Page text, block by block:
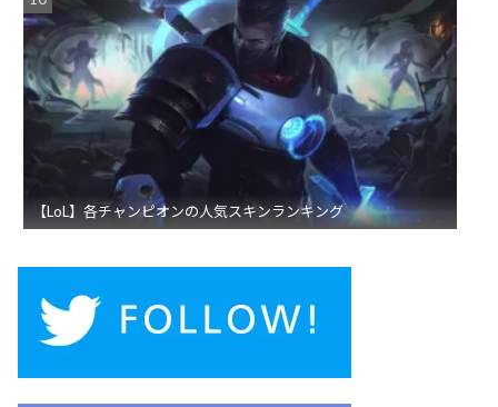
【LoL】各チャンピオンの人気スキンランキング